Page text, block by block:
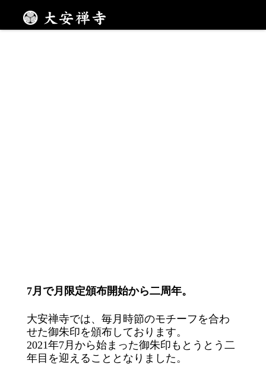
二周年記念御朱印
7月で月限定頒布開始から二周年。
大安禅寺では、毎月時節のモチーフを合わ
せた御朱印を頒布しております。
2021年7月から始まった御朱印もとうとう二
年目を迎えることとなりました。